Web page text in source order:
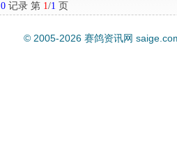
0记录 第 1/1 页
© 2005-2026 赛鸽资讯网